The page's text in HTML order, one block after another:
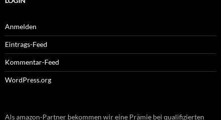
Anmelden
Eintrags-Feed
Kommentar-Feed
WordPress.org
Als amazon-Partner bekommen wir eine Prämie bei qualifizierten